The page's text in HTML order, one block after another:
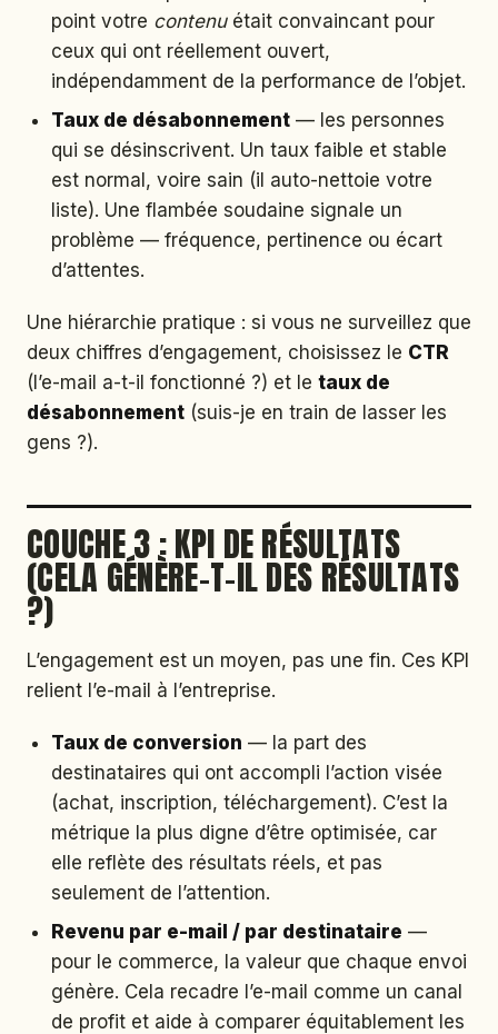
point votre contenuétait convaincant pour
ceux qui ont réellement ouvert,
indépendamment de la performance de l’objet.
Taux de désabonnement — les personnes
qui se désinscrivent. Un taux faible et stable
est normal, voire sain (il auto-nettoie votre
liste). Une flambée soudaine signale un
problème — fréquence, pertinence ou écart
d’attentes.
Une hiérarchie pratique : si vous ne surveillez que
deux chiffres d’engagement, choisissez le CTR
(l’e-mail a-t-il fonctionné ?) et le taux de
désabonnement (suis-je en train de lasser les
gens ?).
COUCHE 3 : KPI DE RÉSULTATS
(CELA GÉNÈRE-T-IL DES RÉSULTATS
?)
L’engagement est un moyen, pas une fin. Ces KPI
relient l’e-mail à l’entreprise.
Taux de conversion — la part des
destinataires qui ont accompli l’action visée
(achat, inscription, téléchargement). C’est la
métrique la plus digne d’être optimisée, car
elle reflète des résultats réels, et pas
seulement de l’attention.
Revenu par e-mail / par destinataire —
pour le commerce, la valeur que chaque envoi
génère. Cela recadre l’e-mail comme un canal
de profit et aide à comparer équitablement les